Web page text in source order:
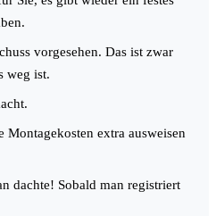
vorgesehen. Das ist zwar
weg ist.
extra ausweisen
dachte! Sobald man registriert